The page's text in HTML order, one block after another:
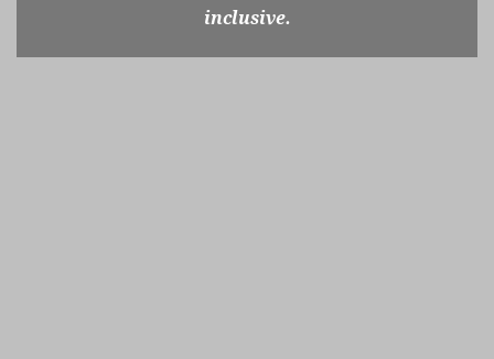
inclusive.